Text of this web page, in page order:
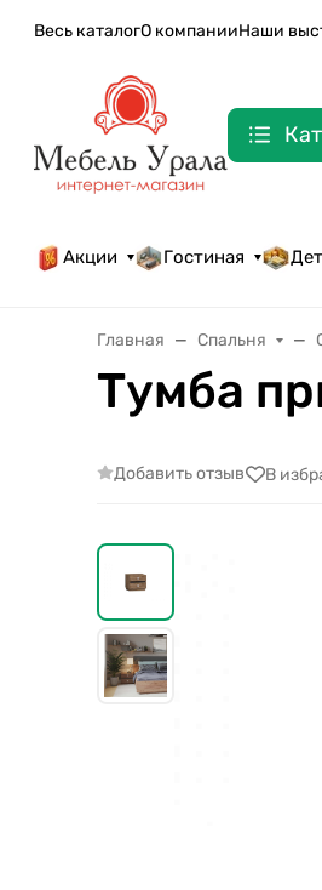
Весь каталогО компанииНаши
Акции Гостиная
Главная Спальня
Тумба
Добавить отзыв В